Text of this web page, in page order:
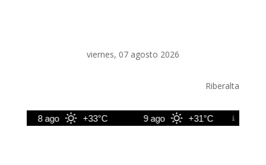
viernes, 07 agosto 2026
Riberalta
8 ago +33°C 9 ago +31°C